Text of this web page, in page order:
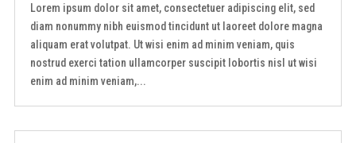
Lorem ipsum dolor sit amet, consectetuer adipiscing elit, sed
diam nonummy nibh euismod tincidunt ut laoreet dolore magna
aliquam erat volutpat. Ut wisi enim ad minim veniam, quis
nostrud exerci tation ullamcorper suscipit lobortis nisl ut wisi
enim ad minim veniam,...